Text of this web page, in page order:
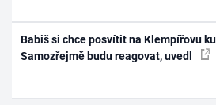
Babiš si chce posvítit na Klempířovu
Samozřejmě budu reagovat, uvedl